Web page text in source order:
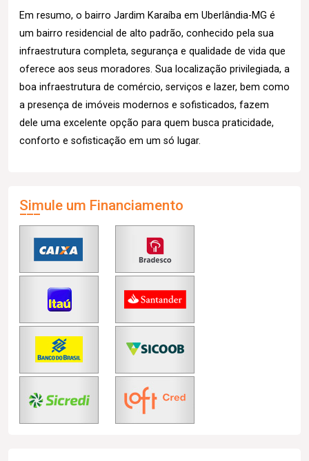
Em resumo, o bairro Jardim Karaíba em Uberlândia-MG é
um bairro residencial de alto padrão, conhecido pela sua
infraestrutura completa, segurança e qualidade de vida que
oferece aos seus moradores. Sua localização privilegiada, a
boa infraestrutura de comércio, serviços e lazer, bem como
a presença de imóveis modernos e sofisticados, fazem
dele uma excelente opção para quem busca praticidade,
conforto e sofisticação em um só lugar.
Simule um Financiamento